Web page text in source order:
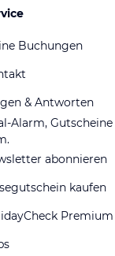
Buchungen
& Antworten
Alarm, Gutscheine
abonnieren
kaufen
Premium